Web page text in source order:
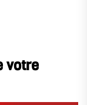
votre